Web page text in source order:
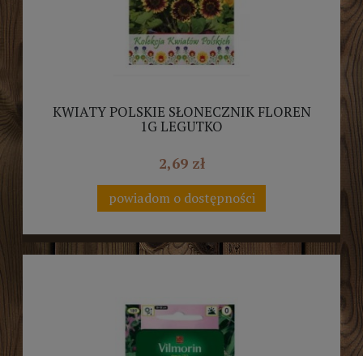
KWIATY POLSKIE SŁONECZNIK FLOREN
1G LEGUTKO
2,69 zł
powiadom o dostępności